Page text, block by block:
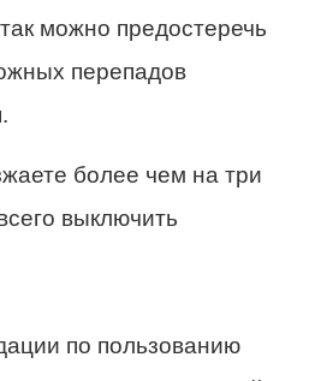
можно предостеречь
перепадов
более чем на три
выключить
по пользованию